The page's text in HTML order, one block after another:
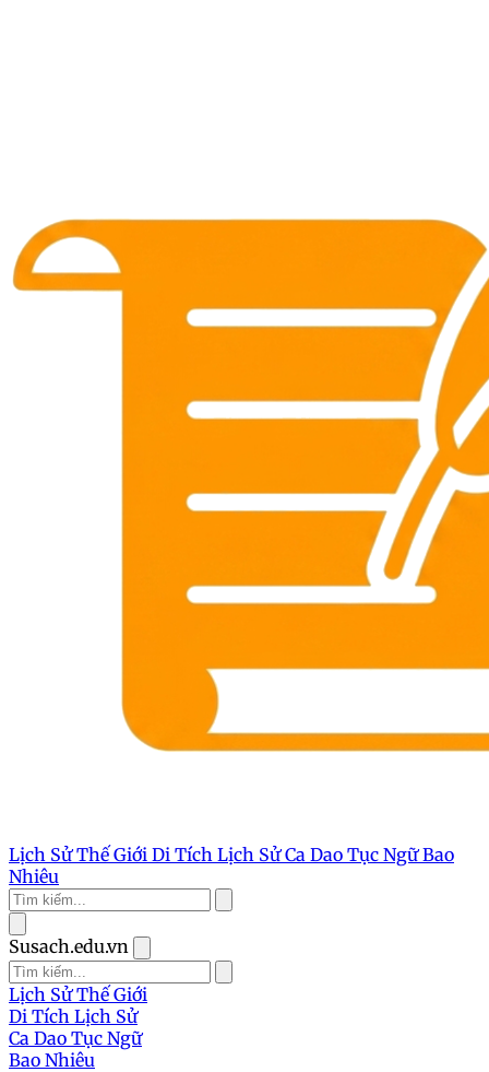
Lịch Sử Thế Giới Di Tích Lịch SửCa Dao Tục NgữBao
Nhiêu
Susach.edu.vn
Lịch Sử Thế Giới
Di Tích Lịch Sử
Ca Dao Tục Ngữ
Bao Nhiêu